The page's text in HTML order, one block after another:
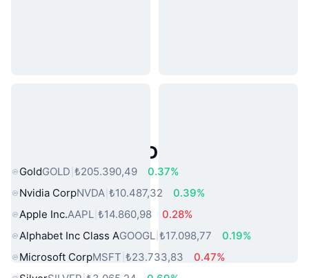
Popüler Gerçek Dünya Varlıkları
GoldGOLD ₺205.390,49
0.37%
Nvidia CorpNVDA ₺10.487,32
0.39%
Apple Inc.AAPL ₺14.860,98
0.28%
Alphabet Inc Class AGOOGL ₺17.098,77
0.19%
Microsoft CorpMSFT ₺23.733,83
0.47%